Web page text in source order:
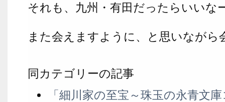
それも、九州・有田だったらいいな
また会えますように、と思いながら
同カテゴリーの記事
「細川家の至宝～珠玉の永青文